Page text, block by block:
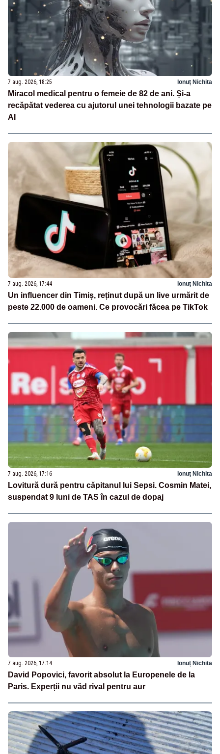
7 aug. 2026, 18:25 Ionuț Nichita
Miracol medical pentru o femeie de 82 de ani. Și-a
recăpătat vederea cu ajutorul unei tehnologii bazate pe
AI
7 aug. 2026, 17:44 Ionuț Nichita
Un influencer din Timiș, reținut după un live urmărit de
peste 22.000 de oameni. Ce provocări făcea pe TikTok
7 aug. 2026, 17:16 Ionuț Nichita
Lovitură dură pentru căpitanul lui Sepsi. Cosmin Matei,
suspendat 9 luni de TAS în cazul de dopaj
7 aug. 2026, 17:14 Ionuț Nichita
David Popovici, favorit absolut la Europenele de la
Paris. Experții nu văd rival pentru aur